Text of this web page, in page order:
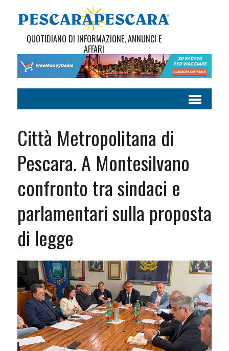
QUOTIDIANO DI INFORMAZIONE, ANNUNCI E
AFFARI
Città Metropolitana di
Pescara. A Montesilvano
confronto tra sindaci e
parlamentari sulla proposta
di legge